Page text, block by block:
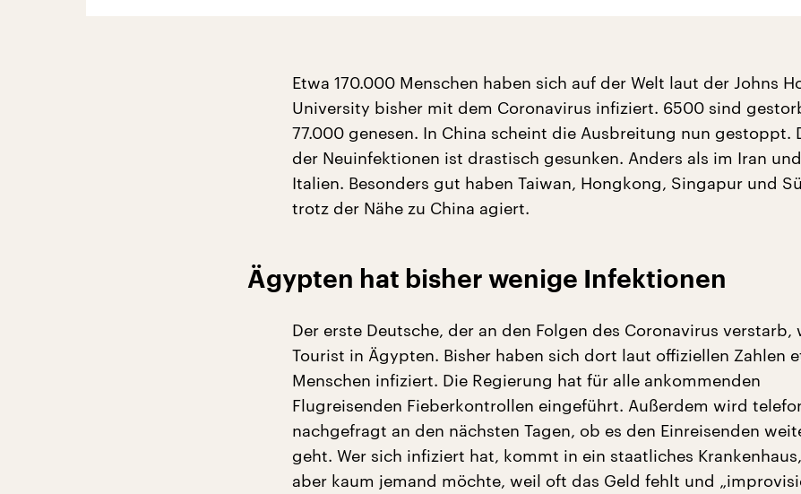
Etwa 170.000 Menschen haben sich auf der Welt laut der Johns
University bisher mit dem Coronavirus infiziert. 6500 sind
77.000 genesen. In China scheint die Ausbreitung nun gestoppt.
der Neuinfektionen ist drastisch gesunken. Anders als im Iran
Italien. Besonders gut haben Taiwan, Hongkong, Singapur und
trotz der Nähe zu China agiert.
Ägypten hat bisher wenige Infektionen
Der erste Deutsche, der an den Folgen des Coronavirus verstarb,
Tourist in Ägypten. Bisher haben sich dort laut offiziellen Zahlen
Menschen infiziert. Die Regierung hat für alle ankommenden
Flugreisenden Fieberkontrollen eingeführt. Außerdem wird
nachgefragt an den nächsten Tagen, ob es den Einreisenden
geht. Wer sich infiziert hat, kommt in ein staatliches
aber kaum jemand möchte, weil oft das Geld fehlt und